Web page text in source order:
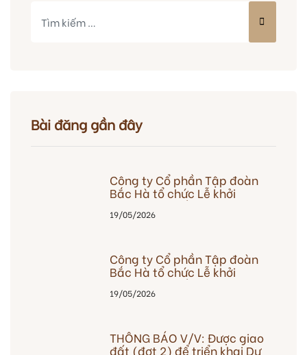
Bài đăng gần đây
Công ty Cổ phần Tập đoàn
Bắc Hà tổ chức Lễ khởi
công Dự án đầu tư xây dựng
Khu nhà ở xã hội – Tây Nam
Nam Kim Giang I, phường
Định Công, thành phố Hà
19/05/2026
Công ty Cổ phần Tập đoàn
Bắc Hà tổ chức Lễ khởi
công Dự án đầu tư xây dựng
Khu nhà ở xã hội – Tây Nam
Nam Kim Giang I, phường
Định Công, thành phố Hà
19/05/2026
THÔNG BÁO V/V: Được giao
đất (đợt 2) để triển khai Dự